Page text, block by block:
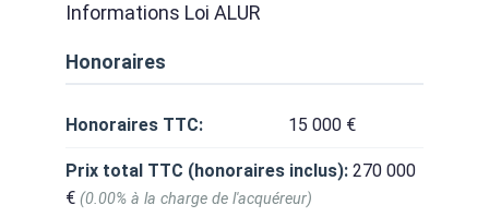
Informations Loi ALUR
Honoraires
Honoraires TTC: 15 000 €
Prix total TTC (honoraires inclus): 270 000
€ (0.00% à la charge de l'acquéreur)